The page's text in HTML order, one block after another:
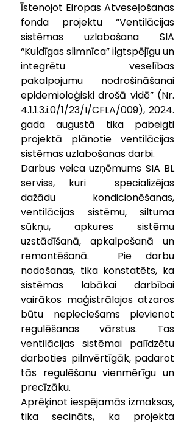
Īstenojot Eiropas Atveseļošanas
fonda projektu “Ventilācijas
sistēmas uzlabošana SIA
“Kuldīgas slimnīca” ilgtspējīgu un
integrētu veselības
pakalpojumu nodrošināšanai
epidemioloģiski drošā vidē” (Nr.
4.1.1.3.i.0/1/23/I/CFLA/009), 2024.
gada augustā tika pabeigti
projektā plānotie ventilācijas
sistēmas uzlabošanas darbi.
Darbus veica uzņēmums SIA BL
serviss, kuri  specializējas
dažādu kondicionēšanas,
ventilācijas sistēmu, siltuma
sūkņu, apkures sistēmu
uzstādīšanā, apkalpošanā un
remontēšanā.  Pie darbu
nodošanas, tika konstatēts, ka
sistēmas labākai darbībai
vairākos maģistrālajos atzaros
būtu nepieciešams pievienot
regulēšanas vārstus. Tas
ventilācijas sistēmai palīdzētu
darboties pilnvērtīgāk, padarot
tās regulēšanu vienmērīgu un
precīzāku.
Aprēķinot iespējamās izmaksas,
tika secināts, ka projekta